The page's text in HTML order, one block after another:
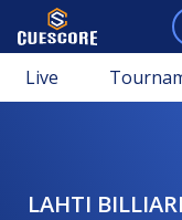
Live
LAHTI BILLIARDS & LOUNGE VIIKKOKISAT